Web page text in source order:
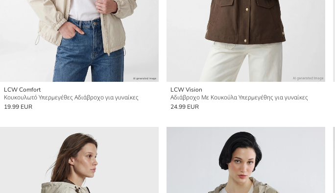
LCW Comfort
Κουκουλωτό Υπερμεγέθες Αδιάβροχο για γυναίκες
19.99 EUR
LCW Vision
Αδιάβροχο Με Κουκούλα Υπερμεγέθης για γυναίκες
24.99 EUR